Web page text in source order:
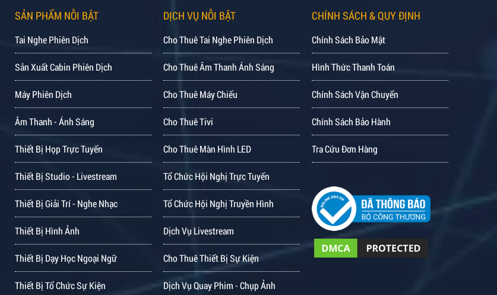
SẢN PHẨM NỖI BẬT
Tai Nghe Phiên Dịch
Sản Xuất Cabin Phiên Dịch
Máy Phiên Dịch
Âm Thanh - Ánh Sáng
Thiết Bị Họp Trực Tuyến
Thiết Bị Studio - Livestream
Thiết Bị Giải Trí - Nghe Nhạc
Thiết Bị Hình Ảnh
Thiết Bị Dạy Học Ngoại Ngữ
Thiết Bị Tổ Chức Sự Kiện
DỊCH VỤ NỖI BẬT
Cho Thuê Tai Nghe Phiên Dịch
Cho Thuê Âm Thanh Ánh Sáng
Cho Thuê Máy Chiếu
Cho Thuê Tivi
Cho Thuê Màn Hình LED
Tổ Chức Hội Nghị Trực Tuyến
Tổ Chức Hội Nghị Truyền Hình
Dịch Vụ Livestream
Cho Thuê Thiết Bị Sự Kiện
Dịch Vụ Quay Phim - Chụp Ảnh
CHÍNH SÁCH & QUY ĐỊNH
Chính Sách Bảo Mật
Hình Thức Thanh Toán
Chính Sách Vận Chuyển
Chính Sách Bảo Hành
Tra Cứu Đơn Hàng